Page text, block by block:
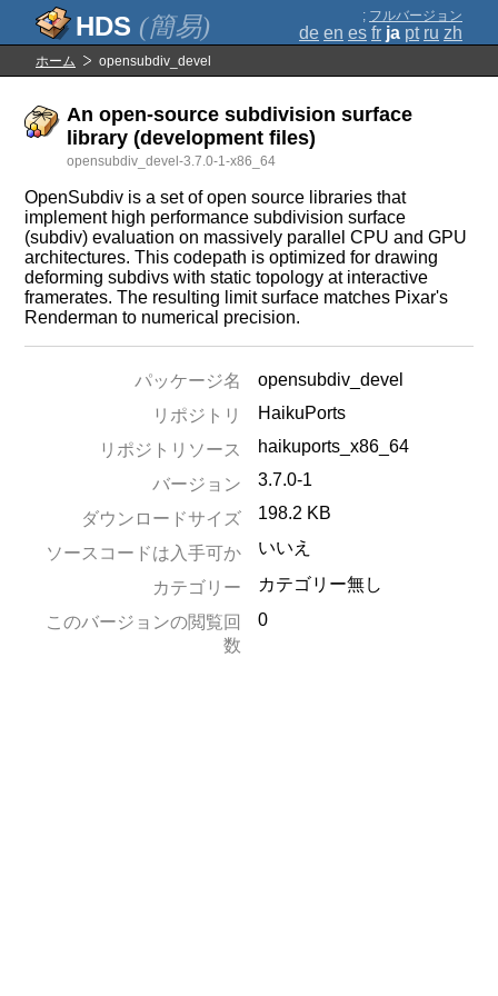
(簡易) ; フルバージョン
de en es fr ja pt ru zh
ホーム opensubdiv_devel
An open-source subdivision surface
library (development files)
opensubdiv_devel-3.7.0-1-x86_64
OpenSubdiv is a set of open source libraries that
implement high performance subdivision surface
(subdiv) evaluation on massively parallel CPU and GPU
architectures. This codepath is optimized for drawing
deforming subdivs with static topology at interactive
framerates. The resulting limit surface matches Pixar's
Renderman to numerical precision.
パッケージ名
opensubdiv_devel
リポジトリ
HaikuPorts
リポジトリソース
haikuports_x86_64
バージョン
3.7.0-1
ダウンロードサイズ 198.2 KB
ソースコードは入手可か いいえ
カテゴリー
カテゴリー無し
このバージョンの閲覧回
数
0